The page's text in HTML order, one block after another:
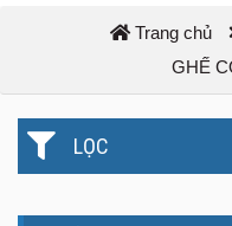
Trang chủ
GHẾ
LỌC